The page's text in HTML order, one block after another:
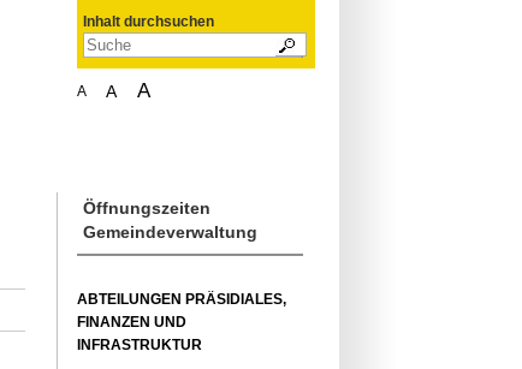
Inhalt durchsuchen
A A A
Öffnungszeiten
Gemeindeverwaltung
ABTEILUNGEN PRÄSIDIALES,
FINANZEN UND
INFRASTRUKTUR